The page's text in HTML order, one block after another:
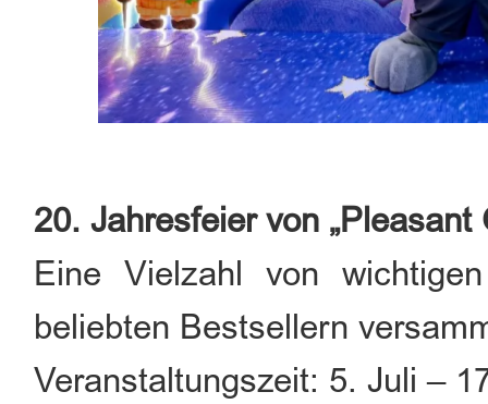
20. Jahresfeier von
Eine Vielzahl von
beliebten Bestsellern
Veranstaltungszeit: 5. Juli –